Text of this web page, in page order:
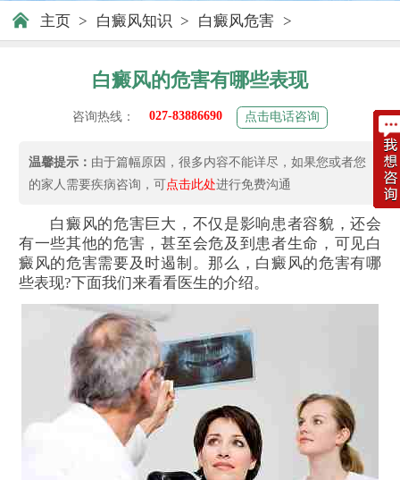
主页 > 白癜风知识 > 白癜风危害 >
白癜风的危害有哪些表现
咨询热线： 027-83886690 点击电话咨询
温馨提示： 由于篇幅原因，很多内容不能详尽，如果您或者您
的家人需要疾病咨询，可点击此处进行免费沟通
白癜风的危害巨大，不仅是影响患者容貌，还会
有一些其他的危害，甚至会危及到患者生命，可见白
癜风的危害需要及时遏制。那么，白癜风的危害有哪
些表现?下面我们来看看医生的介绍。